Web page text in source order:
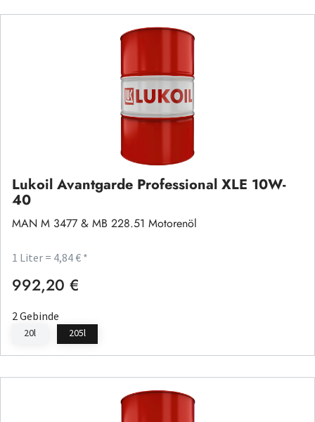
Lukoil Avantgarde Professional XLE 10W-
40
MAN M 3477 & MB 228.51 Motorenöl
1 Liter = 4,84 € *
Regulärer Preis:
992,20 €
2 Gebinde
20l 205l